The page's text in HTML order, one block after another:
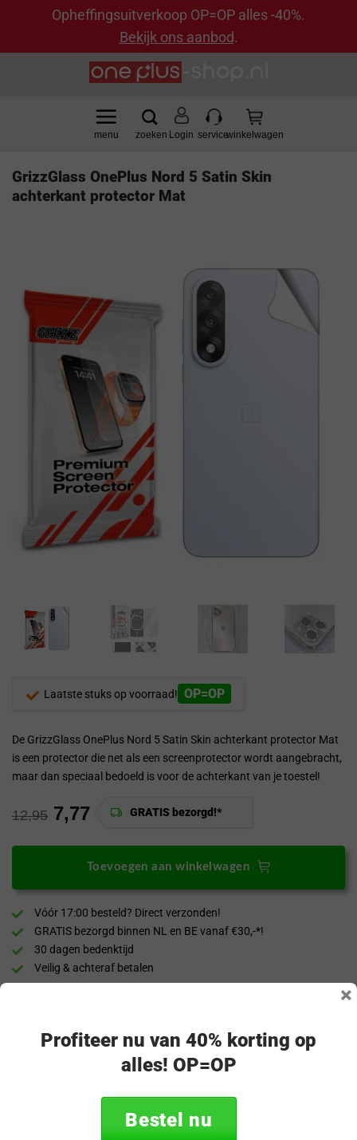
Opheffingsuitverkoop OP=OP alles -40%.
Bekijk ons aanbod.
Login
GrizzGlass OnePlus Nord 5 Satin Skin
achterkant protector Mat
Laatste stuks op voorraad! OP=OP
De GrizzGlass OnePlus Nord 5 Satin Skin achterkant protector Mat
is een protector die net als een screenprotector wordt aangebracht,
maar dan speciaal bedoeld is voor de achterkant van je toestel!
GRATIS bezorgd!*
12,95 7,77
Toevoegen aan winkelwagen
Vóór 17:00 besteld? Direct verzonden!
GRATIS bezorgd binnen NL en BE vanaf €30,-*!
30 dagen bedenktijd
Veilig & achteraf betalen
Productomschrijving
Verzending & retourneren
Profiteer nu van 40% korting op
alles! OP=OP
Bestel nu
×